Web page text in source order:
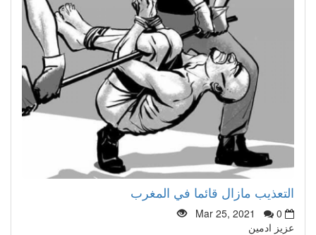
التعذيب مازال قائما في المغرب
Mar 25, 2021
0
عزيز ادمين